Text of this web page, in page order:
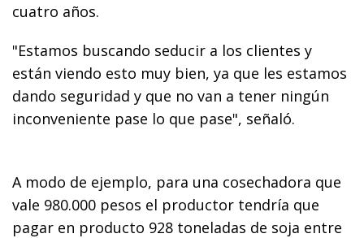
cuatro años.
"Estamos buscando seducir a los clientes y
están viendo esto muy bien, ya que les estamos
dando seguridad y que no van a tener ningún
inconveniente pase lo que pase", señaló.
A modo de ejemplo, para una cosechadora que
vale 980.000 pesos el productor tendría que
pagar en producto 928 toneladas de soja entre